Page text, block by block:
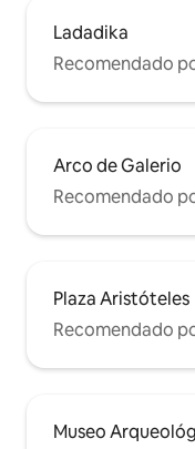
Ladadika
Recomendado
Arco de Galerio
Recomendado
Plaza Aristóteles
Recomendado
Museo